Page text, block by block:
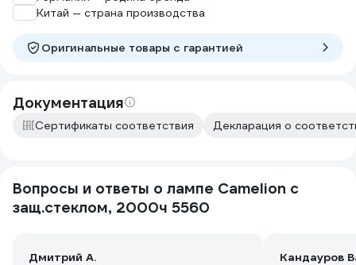
Китай — страна производства
Оригинальные товары c гарантией
Документация
Сертификаты соответствия Декларация о
Вопросы и ответы о лампе Camelion с
защ.стеклом, 2000ч 5560
Дмитрий А.
Кандауров